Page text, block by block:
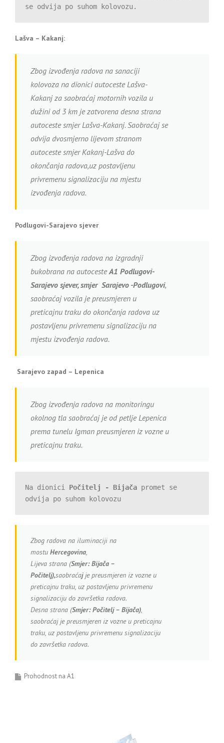
se odvija po suhom kolovozu.
Lašva – Kakanj:
Zbog izvođenja radova na sanaciji
kolovoza na dionici autoceste Lašva-
Kakanj za saobraćaj motornih vozila u
dužini od 3 km je zatvorena desna strana
autoceste smjer Lašva-Kakanj. Saobraćaj se
odvija dvosmjerno lijevom stranom
autoceste smjer Kakanj-Lašva do
okončanja radova,uz postavljenu
privremenu signalizaciju na mjestu
izvođenja radova.
Podlugovi-Sarajevo sjever
Zbog izvođenja radova na izgradnji
bukobrana na autocesteA1 Podlugovi-
Sarajevo sjever, smjer Sarajevo -Podlugovi,
saobraćaj vozila je preusmjeren u
preticajnu traku do okončanja radova uz
postavljenu privremenu signalizaciju na
mjestu izvođenja radova.
Sarajevo zapad – Lepenica
Zbog izvođenja radova na monitoringu
okolnog tla saobraćaj je od petlje Lepenica
prema tunelu Igman preusmjeren iz vozne u
preticajnu traku.
Na dionici Počitelj - Bijača promet se
odvija po suhom kolovozu
Zbog radova na iluminaciji na
mostu Hercegovina,
Lijeva strana (Smjer: Bijača –
Počitelj),saobraćajje preusmjeren iz vozne u
preticajnu traku, uz postavljenu privremenu
signalizaciju do završetka radova.
Desna strana (Smjer: Počitelj – Bijača),
saobraćaj je preusmjeren iz vozne u preticajnu
traku, uz postavljenu privremenu signalizaciju
do završetka radova.
Prohodnost na A1